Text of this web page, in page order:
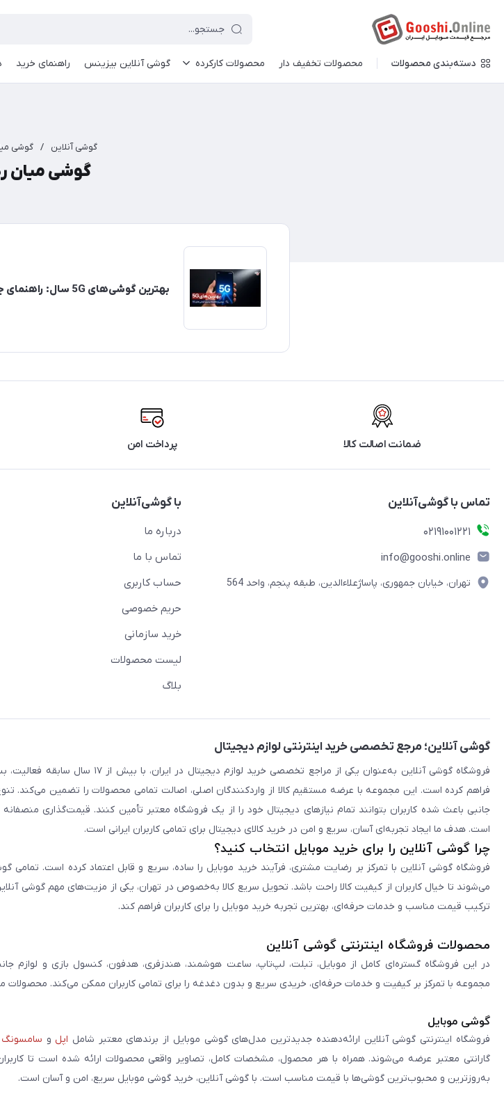
دسته‌بندی محصولات محصولات تخفیف دار محصولات کارکرده گوشی آنلاین بیزینس راهنمای خرید
گوشی آنلاین / گوشی
گوشی میان
بهترین گوشی‌های 5G سال: راهنمای جامع انتخاب هوشمندانه [قسمت اول]
ضمانت اصالت کالا پرداخت امن
تماس با گوشی‌آنلاین
۰۲۱91001221
info@gooshi.online
تهران، خیابان جمهوری، پاساژعلاءالدین، طبقه پنجم، واحد 564
با گوشی‌آنلاین
درباره ما
تماس با ما
حساب کاربری
حریم خصوصی
خرید سازمانی
لیست محصولات
بلاگ
گوشی آنلاین؛ مرجع تخصصی خرید اینترنتی لوازم دیجیتال
فروشگاه گوشی آنلاین به‌عنوان یکی از مراجع
فراهم کرده است. این مجموعه با عرضه مستقیم کالا از واردکنندگان اصلی، اصالت تمامی محصولات را تضمین می‌کند.
جانبی باعث شده کاربران بتوانند تمام نیازهای دیجیتال خود را از یک فروشگاه معتبر تأمین کنند. قیمت‌گذاری
است. هدف ما ایجاد تجربه‌ای آسان، سریع و امن در خرید کالای دیجیتال برای تمامی کاربران ایرانی است.
چرا گوشی آنلاین را برای خرید موبایل انتخاب کنید؟
فروشگاه گوشی آنلاین با تمرکز بر رضایت مشتری، فرآیند خرید موبایل را ساده، سریع و قابل اعتماد کرده است. تمامی
می‌شوند تا خیال کاربران از کیفیت کالا راحت باشد. تحویل سریع کالا به‌خصوص در تهران، یکی از مزیت‌های مهم گوشی
ترکیب قیمت مناسب و خدمات حرفه‌ای، بهترین تجربه خرید موبایل را برای کاربران فراهم کند.
محصولات فروشگاه اینترنتی گوشی آنلاین
در این فروشگاه گستره‌ای کامل از موبایل، تبلت، لپ‌تاپ، ساعت هوشمند، هندزفری، هدفون، کنسول بازی و لوازم
مجموعه با تمرکز بر کیفیت و خدمات حرفه‌ای، خریدی سریع و بدون دغدغه را برای تمامی کاربران ممکن می‌کند. محصولات ما
گوشی موبایل
فروشگاه اینترنتی گوشی آنلاین ارائه‌دهنده جدیدترین مدل‌های گوشی موبایل از برندهای معتبر شامل اپل و سامسونگ
گارانتی معتبر عرضه می‌شوند. همراه با هر محصول، مشخصات کامل، تصاویر واقعی محصولات ارائه شده است تا کاربران
به‌روزترین و محبوب‌ترین گوشی‌ها با قیمت مناسب است. با گوشی آنلاین، خرید گوشی موبایل سریع، امن و آسان است.